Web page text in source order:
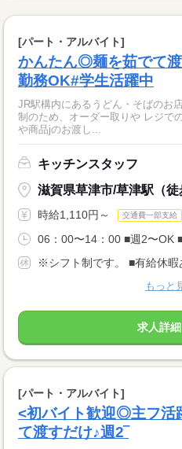
[パート・アルバイト]
かんたん◎麺を茹でて
勤務OK#学生活躍中
JR駅構内にあるうどん・そばのお店
制のため、オーダー取りや レジで
や商品jのお渡し...
キッチンスタッフ
滋賀県草津市/草津駅（徒
時給1,110円～ 交通費一部支給
06：00〜14：00 ■週2〜OK
※シフト制です。 ■有給休暇
もっと
求人詳
[パート・アルバイト]
<初バイト歓迎◎主フ
て渡すだけ♪週2‾